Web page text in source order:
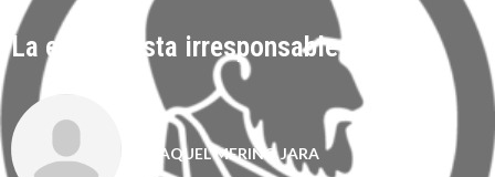
La economista irresponsable
RAQUEL MERINO JARA